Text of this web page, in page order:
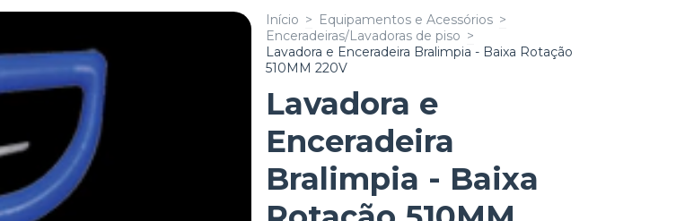
Início > Equipamentos e Acessórios >
Enceradeiras/Lavadoras de piso >
Lavadora e Enceradeira Bralimpia - Baixa Rotação
510MM 220V
Lavadora e
Enceradeira
Bralimpia - Baixa